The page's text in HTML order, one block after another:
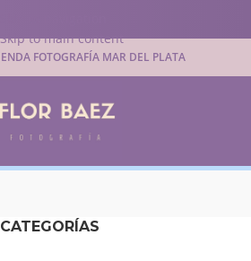
Skip to main content
FOTOGRAFÍA MAR DEL PLATA
CATEGORÍAS